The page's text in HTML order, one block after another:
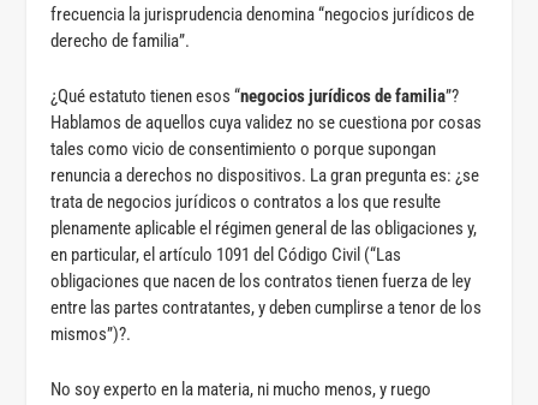
frecuencia la jurisprudencia denomina “negocios jurídicos de
derecho de familia”.
¿Qué estatuto tienen esos “negocios jurídicos de familia”?
Hablamos de aquellos cuya validez no se cuestiona por cosas
tales como vicio de consentimiento o porque supongan
renuncia a derechos no dispositivos. La gran pregunta es: ¿se
trata de negocios jurídicos o contratos a los que resulte
plenamente aplicable el régimen general de las obligaciones y,
en particular, el artículo 1091 del Código Civil (“Las
obligaciones que nacen de los contratos tienen fuerza de ley
entre las partes contratantes, y deben cumplirse a tenor de los
mismos”)?.
No soy experto en la materia, ni mucho menos, y ruego